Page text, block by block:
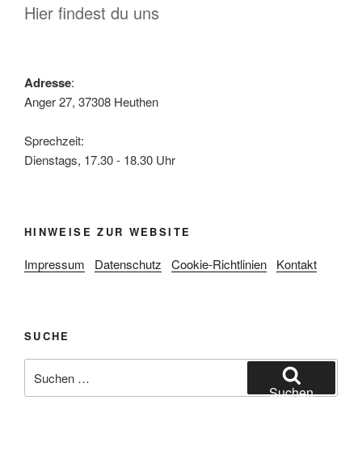
Hier findest du uns
Adresse:
Anger 27, 37308 Heuthen
Sprechzeit:
Dienstags, 17.30 - 18.30 Uhr
HINWEISE ZUR WEBSITE
Impressum Datenschutz Cookie-Richtlinien Kontakt
SUCHE
nach:
Suchen